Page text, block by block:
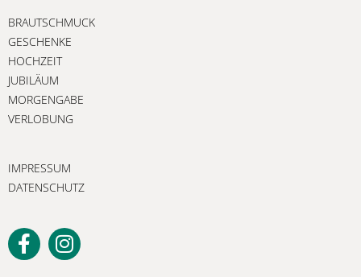
BRAUTSCHMUCK
GESCHENKE
HOCHZEIT
JUBILÄUM
MORGENGABE
VERLOBUNG
IMPRESSUM
DATENSCHUTZ